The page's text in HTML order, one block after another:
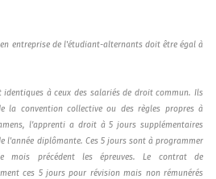
entreprise de l'étudiant-alternants doit être égal à
à ceux des salariés de droit commun. Ils
la convention collective ou des règles propres à
l’apprenti a droit à 5 jours supplémentaires
l'année diplômante. Ces 5 jours sont à programmer
mois précédent les épreuves. Le contrat de
ces 5 jours pour révision mais non rémunérés